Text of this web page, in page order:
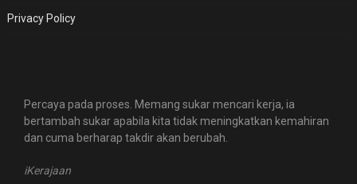
Privacy Policy
Percaya pada proses. Memang sukar mencari kerja, ia
bertambah sukar apabila kita tidak meningkatkan kemahiran
dan cuma berharap takdir akan berubah.
iKerajaan